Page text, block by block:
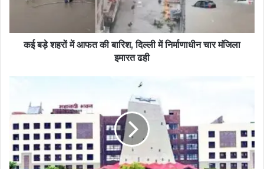
कई बड़े शहरों में आफत की बारिश, दिल्ली में निर्माणाधीन चार मंजिला
इमारत ढही